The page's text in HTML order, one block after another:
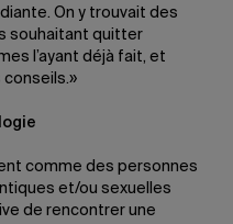
On y trouvait des
souhaitant quitter
l’ayant déjà fait, et
comme des personnes
et/ou sexuelles
de rencontrer une